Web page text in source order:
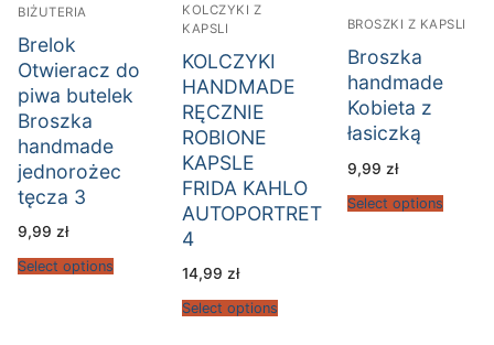
BIŻUTERIA
Brelok
Otwieracz do
piwa butelek
Broszka
handmade
jednorożec
tęcza 3
9,99 zł
Select options
KOLCZYKI Z
KAPSLI
KOLCZYKI
HANDMADE
RĘCZNIE
ROBIONE
KAPSLE
FRIDA KAHLO
AUTOPORTRET
4
14,99 zł
Select options
BROSZKI Z KAPSLI
Broszka
handmade
Kobieta z
łasiczką
9,99 zł
Select options